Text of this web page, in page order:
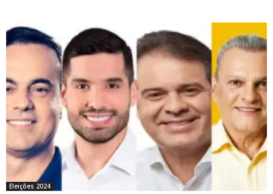
Eleições 2024